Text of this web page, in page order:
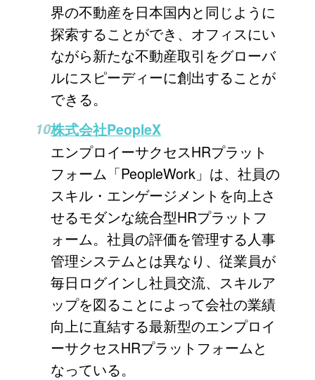
界の不動産を日本国内と同じように
探索することができ、オフィスにい
ながら新たな不動産取引をグローバ
ルにスピーディーに創出することが
できる。
株式会社PeopleX
エンプロイーサクセスHRプラット
フォーム「PeopleWork」は、社員の
スキル・エンゲージメントを向上さ
せるモダンな統合型HRプラットフ
ォーム。社員の評価を管理する人事
管理システムとは異なり、従業員が
毎日ログインし社員交流、スキルア
ップを図ることによって会社の業績
向上に直結する最新型のエンプロイ
ーサクセスHRプラットフォームと
なっている。